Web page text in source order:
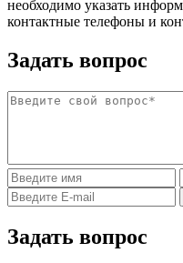
необходимо указать
контактные телефоны и
Задать вопрос
Задать вопрос